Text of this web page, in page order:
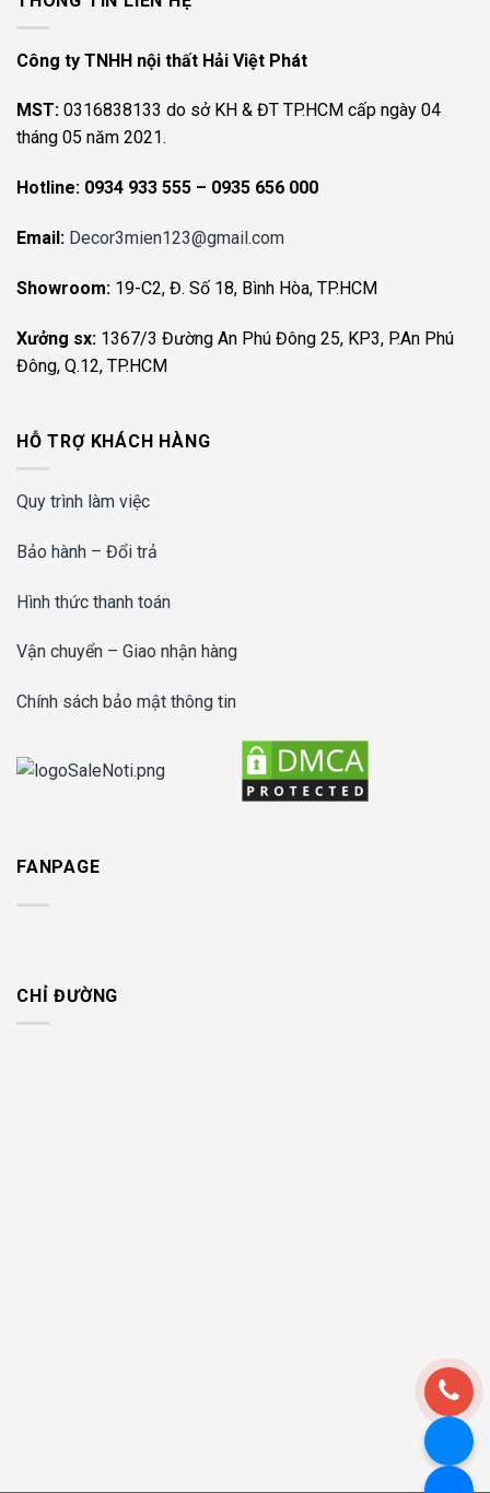
Công ty TNHH nội thất Hải Việt Phát
MST: 0316838133 do sở KH & ĐT TP.HCM cấp ngày 04
tháng 05 năm 2021.
Hotline: 0934 933 555 – 0935 656 000
Email: Decor3mien123@gmail.com
Showroom: 19-C2, Đ. Số 18, Bình Hòa, TP.HCM
Xưởng sx: 1367/3 Đường An Phú Đông 25, KP3, P.An Phú
Đông, Q.12, TP.HCM
HỖ TRỢ KHÁCH HÀNG
Quy trình làm việc
Bảo hành – Đổi trả
Hình thức thanh toán
Vận chuyển – Giao nhận hàng
Chính sách bảo mật thông tin
FANPAGE
CHỈ ĐƯỜNG